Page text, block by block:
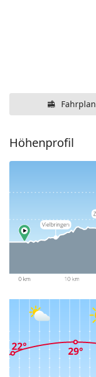
Fahrplan
Höhenprofil